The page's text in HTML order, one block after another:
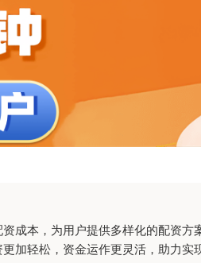
成本，为用户提供多样化的配资方
加轻松，资金运作更灵活，助力实